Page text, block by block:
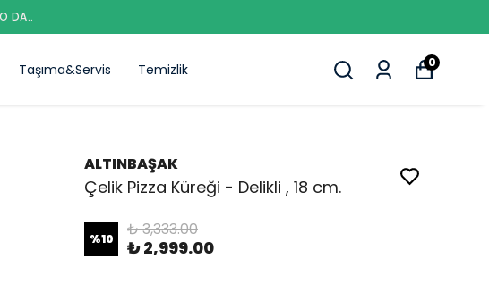
DA..
Taşıma&Servis Temizlik 0
ALTINBAŞAK
Çelik Pizza Küreği - Delikli , 18 cm.
%10 ₺ 3,333.00
₺ 2,999.00